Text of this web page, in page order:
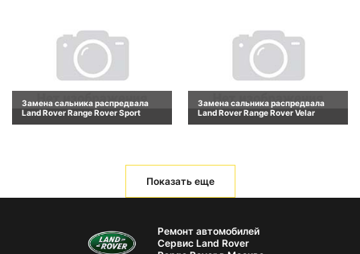
Замена сальника распредвала
Land Rover Range Rover Sport
Замена сальника распредвала
Land Rover Range Rover Velar
Показать еще
Ремонт автомобилей
Сервис Land Rover